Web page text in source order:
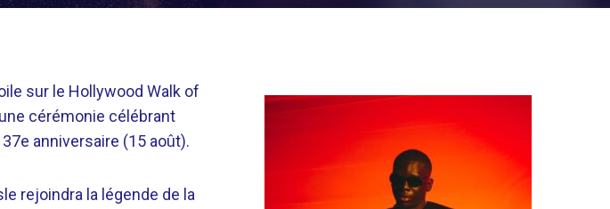
sur le Hollywood Walk of
cérémonie célébrant
anniversaire (15 août).
rejoindra la légende de la